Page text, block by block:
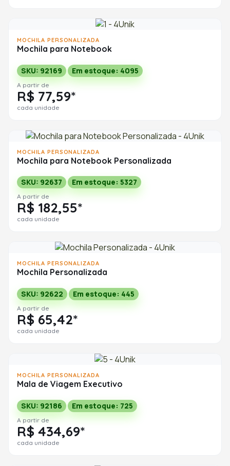
MOCHILA PERSONALIZADA
Mochila para Notebook
SKU: 92169 Em estoque: 4095
A partir de
R$ 77,59*
cada unidade
MOCHILA PERSONALIZADA
Mochila para Notebook Personalizada
SKU: 92637 Em estoque: 5327
A partir de
R$ 182,55*
cada unidade
MOCHILA PERSONALIZADA
Mochila Personalizada
SKU: 92622 Em estoque: 445
A partir de
R$ 65,42*
cada unidade
MOCHILA PERSONALIZADA
Mala de Viagem Executivo
SKU: 92186 Em estoque: 725
A partir de
R$ 434,69*
cada unidade